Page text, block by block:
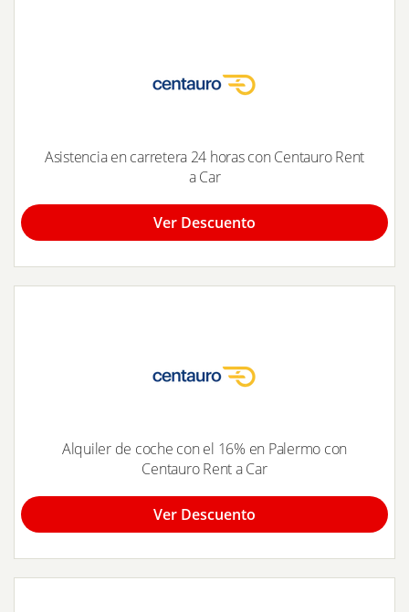
Asistencia en carretera 24 horas con Centauro Rent
a Car
Ver Descuento
Alquiler de coche con el 16% en Palermo con
Centauro Rent a Car
Ver Descuento